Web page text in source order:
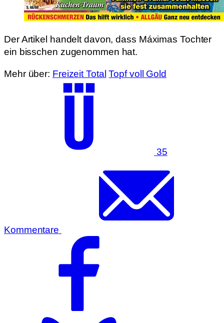
Der Artikel handelt davon, dass Máximas Tochter
ein bisschen zugenommen hat.
Mehr über: Freizeit Total Topf voll Gold
35
Kommentare